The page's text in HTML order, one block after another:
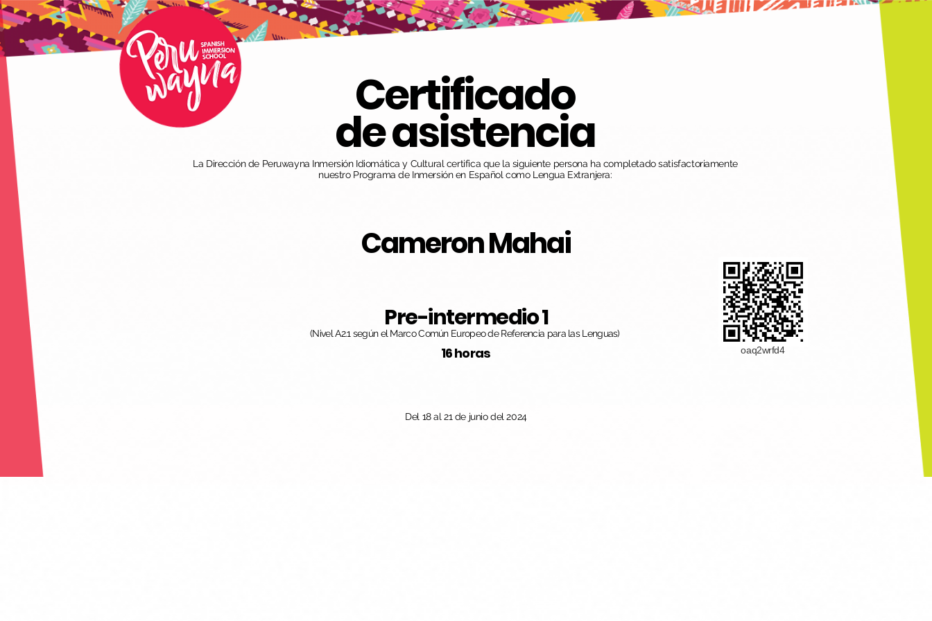
Certificado
de asistencia
La Dirección de Peruwayna Inmersión Idiomática y Cultural certifica que la siguiente persona ha completado satisfactoriamente
nuestro Programa de Inmersión en Español como Lengua Extranjera:
Cameron Mahai
Pre-intermedio 1
(Nivel A2.1 según el Marco Común Europeo de Referencia para las Lenguas)
16 horas oaq2wrfd4
Del 18 al 21 de junio del 2024